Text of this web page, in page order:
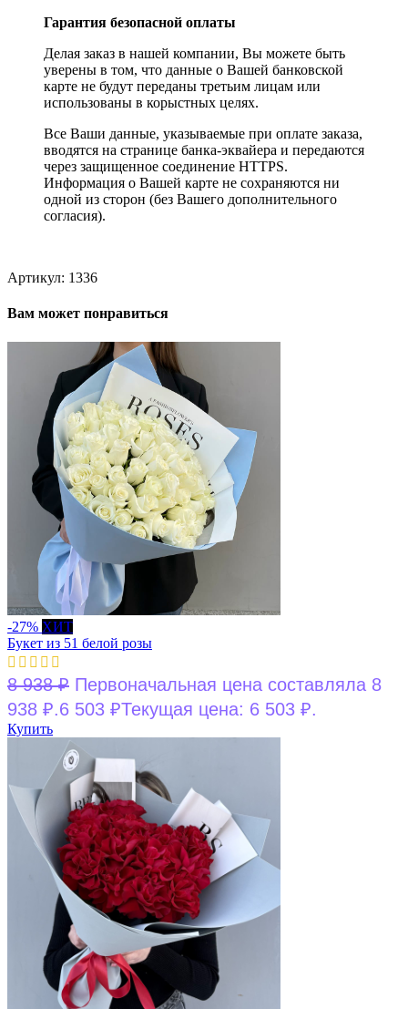
Гарантия безопасной оплаты
Делая заказ в нашей компании, Вы можете быть
уверены в том, что данные о Вашей банковской
карте не будут переданы третьим лицам или
использованы в корыстных целях.
Все Ваши данные, указываемые при оплате заказа,
вводятся на странице банка-эквайера и передаются
через защищенное соединение HTTPS.
Информация о Вашей карте не сохраняются ни
одной из сторон (без Вашего дополнительного
согласия).
Артикул: 1336
Вам может понравиться
-27% ХИТ
Букет из 51 белой розы
8 938₽ Первоначальная цена составляла 8
938 ₽.6 503 ₽Текущая цена: 6 503 ₽.
Купить